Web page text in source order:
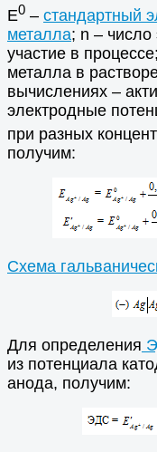
Е0 – стандартный
металла; n –
участие в
металла в
вычислениях –
электродные
при разных
получим:
Схема
Для определения
из потенциала
анода, получим: